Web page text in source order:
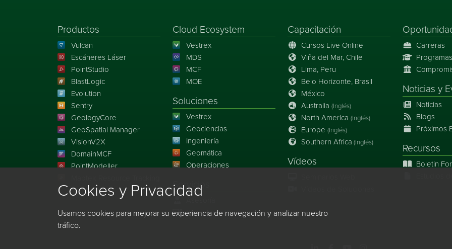
Productos
Vulcan
Escáneres Láser
PointStudio
BlastLogic
Evolution
Sentry
GeologyCore
GeoSpatial Manager
VisionV2X
DomainMCF
PointModeller
Cloud Ecosystem
Vestrex
MDS
MCF
MOE
Soluciones
Vestrex
Geociencias
Ingeniería
Geomática
Operaciones
Servicios
Soluciones IT
Capacitación
Cursos Live Online
Viña del Mar, Chile
Lima, Peru
Belo Horizonte, Brasil
México
Australia (Inglés)
North America (Inglés)
Europe (Inglés)
Southern Africa (Inglés)
Vídeos
Carreras
Noticias y
Noticias
Blogs
Próximos
Recursos
Boletin
Cookies y Privacidad
Usamos cookies para mejorar su experiencia de navegación y analizar nuestro
tráfico.